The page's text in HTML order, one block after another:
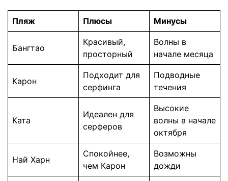
Пляж Плюсы Минусы
Бангтао
Красивый,
просторный
Волны в
начале месяца
Карон
Подходит для
серфинга
Подводные
течения
Ката
Идеален для
серферов
Высокие
волны в начале
октября
Най Харн
Спокойнее,
чем Карон
Возможны
дожди